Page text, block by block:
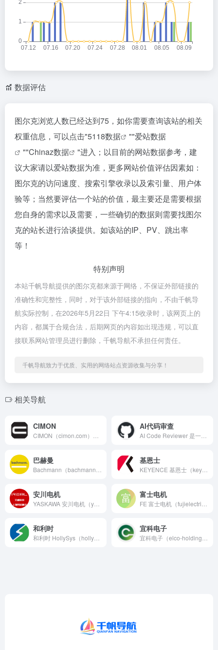
数据评估
图尔克浏览人数已经达到75，如你需要查询该站的相关
权重信息，可以点击"5118数据 ""爱站数据
""Chinaz数据
"进入；以目前的网站数据参考，建
议大家请以爱站数据为准，更多网站价值评估因素如：
图尔克的访问速度、搜索引擎收录以及索引量、用户体
验等；当然要评估一个站的价值，最主要还是需要根据
您自身的需求以及需要，一些确切的数据则需要找图尔
克的站长进行洽谈提供。如该站的IP、PV、跳出率
等！
特别声明
本站千帆导航提供的图尔克都来源于网络，不保证外部链接的
准确性和完整性，同时，对于该外部链接的指向，不由千帆导
航实际控制，在2026年5月22日 下午4:15收录时，该网页上的
内容，都属于合规合法，后期网页的内容如出现违规，可以直
接联系网站管理员进行删除，千帆导航不承担任何责任。
千帆导航致力于优质、实用的网络站点资源收集与分享！
相关导航
CIMON AI代码审查
巴赫曼 基恩士
安川电机 富士电机
和利时 宜科电子